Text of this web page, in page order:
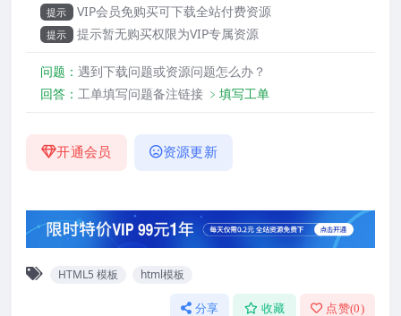
提示 VIP会员免购买可下载全站付费资源
提示 提示暂无购买权限为VIP专属资源
问题： 遇到下载问题或资源问题怎么办？
回答： 工单填写问题备注链接 ﹥填写工单
开通会员 资源更新
HTML5 模板 html模板
分享 收藏 点赞(0)